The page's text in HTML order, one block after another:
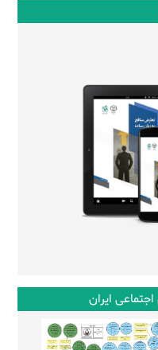
ایران